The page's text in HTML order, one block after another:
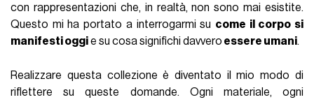
con rappresentazioni che, in realtà, non sono mai esistite.
Questo mi ha portato a interrogarmi su come il corpo si
manifesti oggie su cosa significhi davvero essere umani.
Realizzare questa collezione è diventato il mio modo di
riflettere su queste domande. Ogni materiale, ogni